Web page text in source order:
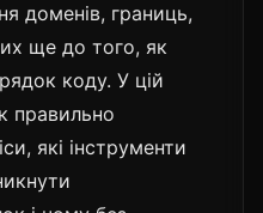
доменів, границь,
ще до того, як
коду. У цій
правильно
які інструменти